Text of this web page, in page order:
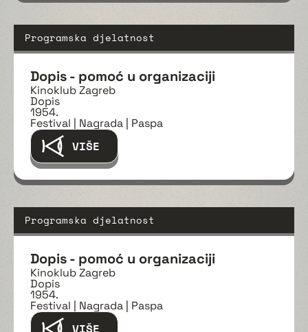
Programska djelatnost
Dopis - pomoć u organizaciji
Kinoklub Zagreb
Dopis
1954.
Festival | Nagrada | Paspa
VIŠE
Programska djelatnost
Dopis - pomoć u organizaciji
Kinoklub Zagreb
Dopis
1954.
Festival | Nagrada | Paspa
VIŠE